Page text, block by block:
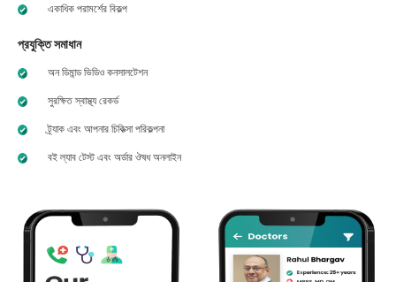
একাধিক পরামর্শের বিকল্প
প্রযুক্তি সমাধান
অন ডিমান্ড ভিডিও কনসালটেশন
সুরক্ষিত স্বাস্থ্য রেকর্ড
ট্র্যাক এবং আপনার চিকিত্সা পরিকল্পনা
বই ল্যাব টেস্ট এবং অর্ডার ঔষধ অনলাইন